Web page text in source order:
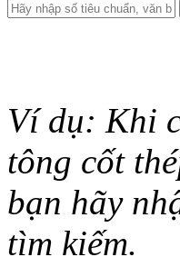
Ví dụ: Khi
tông cốt
bạn hãy
tìm kiếm.